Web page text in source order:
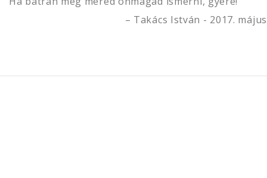
Takács István - 2017. május